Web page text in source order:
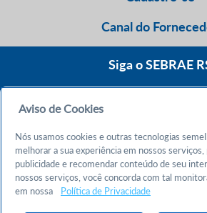
Canal do
Siga o SEBRAE
Atendimento 24h
Chame no
Aviso de Cookies
Nós usamos cookies e outras tecnologias
melhorar a sua experiência em nossos
publicidade e recomendar conteúdo de seu
nossos serviços, você concorda com tal
em nossa
Política de Privacidade